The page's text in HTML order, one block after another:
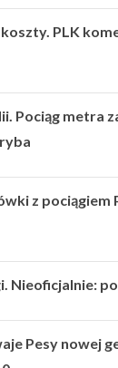
PLK
Pociąg metra
z pociągiem
Nieoficjalnie:
Pesy nowej